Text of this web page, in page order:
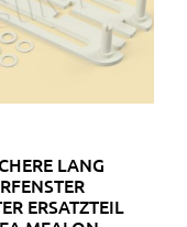
LANG
ERSATZTEIL